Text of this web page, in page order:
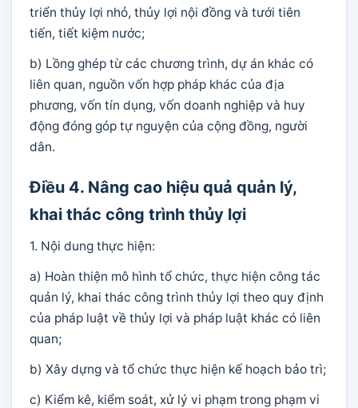
triển thủy lợi nhỏ, thủy lợi nội đồng và tưới tiên
tiến, tiết kiệm nước;
b) Lồng ghép từ các chương trình, dự án khác có
liên quan, nguồn vốn hợp pháp khác của địa
phương, vốn tín dụng, vốn doanh nghiệp và huy
động đóng góp tự nguyện của cộng đồng, người
dân.
Điều 4. Nâng cao hiệu quả quản lý,
khai thác công trình thủy lợi
1. Nội dung thực hiện:
a) Hoàn thiện mô hình tổ chức, thực hiện công tác
quản lý, khai thác công trình thủy lợi theo quy định
của pháp luật về thủy lợi và pháp luật khác có liên
quan;
b) Xây dựng và tổ chức thực hiện kế hoạch bảo trì;
c) Kiểm kê, kiểm soát, xử lý vi phạm trong phạm vi